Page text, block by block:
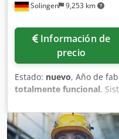
Solingen 9,253 km
Información de
precio
Estado: nuevo, Año de
totalmente funcional,
8X0400 – Nunca utilizado
vende un sistema CIP
completo, en condiciones